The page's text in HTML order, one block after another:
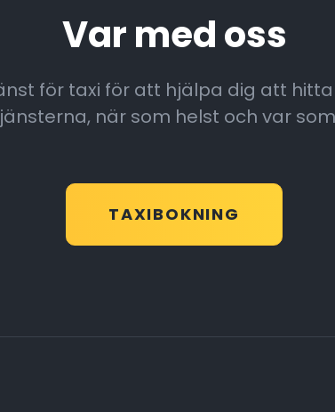
Var med oss
för taxi för att hjälpa dig att
när som helst och var
TAXIBOKNING